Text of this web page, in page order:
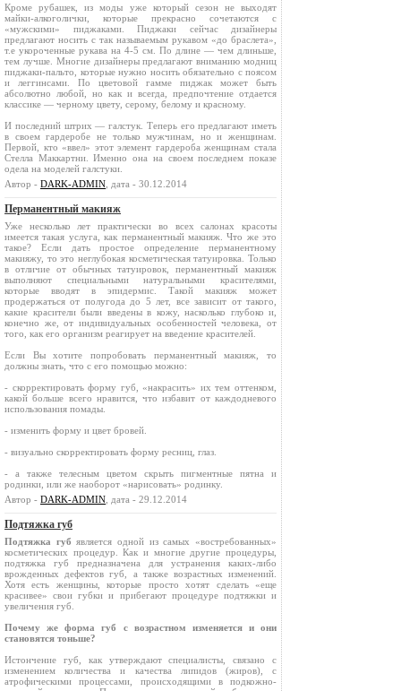
Кроме рубашек, из моды уже который сезон не выходят
майки-алкоголички, которые прекрасно сочетаются с
«мужскими» пиджаками. Пиджаки сейчас дизайнеры
предлагают носить с так называемым рукавом «до браслета»,
т.е укороченные рукава на 4-5 см. По длине — чем длиньше,
тем лучше. Многие дизайнеры предлагают вниманию модниц
пиджаки-пальто, которые нужно носить обязательно с поясом
и леггинсами. По цветовой гамме пиджак может быть
абсолютно любой, но как и всегда, предпочтение отдается
классике — черному цвету, серому, белому и красному.
И последний штрих — галстук. Теперь его предлагают иметь
в своем гардеробе не только мужчинам, но и женщинам.
Первой, кто «ввел» этот элемент гардероба женщинам стала
Стелла Маккартни. Именно она на своем последнем показе
одела на моделей галстуки.
Автор - DARK-ADMIN , дата - 30.12.2014
Перманентный макияж
Уже несколько лет практически во всех салонах красоты
имеется такая услуга, как перманентный макияж. Что же это
такое? Если дать простое определение перманентному
макияжу, то это неглубокая косметическая татуировка. Только
в отличие от обычных татуировок, перманентный макияж
выполняют специальными натуральными красителями,
которые вводят в эпидермис. Такой макияж может
продержаться от полугода до 5 лет, все зависит от такого,
какие красители были введены в кожу, насколько глубоко и,
конечно же, от индивидуальных особенностей человека, от
того, как его организм реагирует на введение красителей.
Если Вы хотите попробовать перманентный макияж, то
должны знать, что с его помощью можно:
- скорректировать форму губ, «накрасить» их тем оттенком,
какой больше всего нравится, что избавит от каждодневого
использования помады.
- изменить форму и цвет бровей.
- визуально скорректировать форму ресниц, глаз.
- а также телесным цветом скрыть пигментные пятна и
родинки, или же наоборот «нарисовать» родинку.
Автор - DARK-ADMIN , дата - 29.12.2014
Подтяжка губ
Подтяжка губ является одной из самых «востребованных»
косметических процедур. Как и многие другие процедуры,
подтяжка губ предназначена для устранения каких-либо
врожденных дефектов губ, а также возрастных изменений.
Хотя есть женщины, которые просто хотят сделать «еще
красивее» свои губки и прибегают процедуре подтяжки и
увеличения губ.
Почему же форма губ с возрастном изменяется и они
становятся тоньше?
Истончение губ, как утверждают специалисты, связано с
изменением количества и качества липидов (жиров), с
атрофическими процессами, происходящими в подкожно-